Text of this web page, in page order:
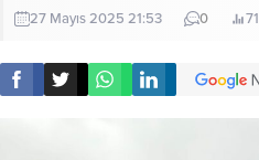
27 Mayıs 2025 21:53 0 71